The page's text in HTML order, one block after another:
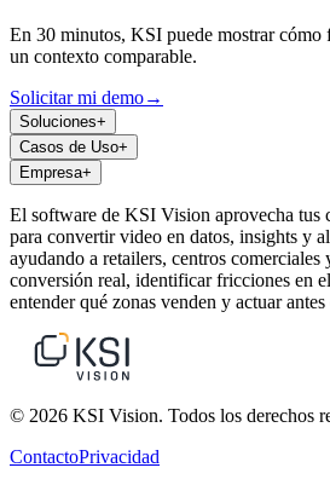
En 30 minutos, KSI puede mostrar cómo
un contexto comparable.
Solicitar mi demo→
Soluciones+
Casos de Uso+
Empresa+
El software de KSI Vision aprovecha tus
para convertir video en datos, insights y
ayudando a retailers, centros comerciales
conversión real, identificar fricciones en
entender qué zonas venden y actuar
© 2026 KSI Vision. Todos los derechos
ContactoPrivacidad